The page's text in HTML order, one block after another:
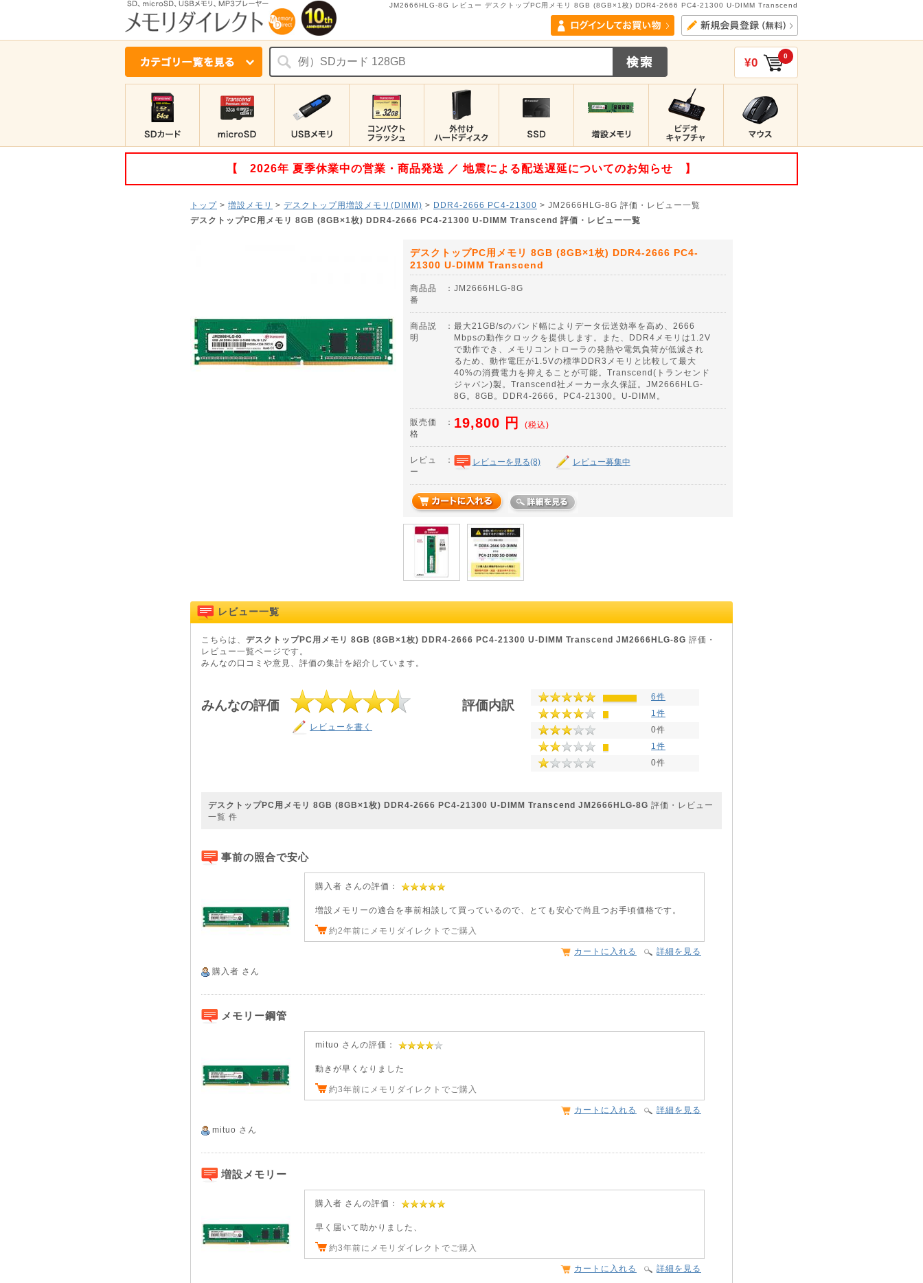
JM2666HLG-8G レビュー デスクトップPC用メモリ 8GB (8GB×1枚) DDR4-2666 PC4-21300 U-DIMM Transcend
¥0 0
【 2026年 夏季休業中の営業・商品発送 ／ 地震による配送遅延についてのお知らせ 】
トップ > 増設メモリ > デスクトップ用増設メモリ(DIMM) > DDR4-2666 PC4-21300 > JM2666HLG-8G 評価・レビュー一覧
デスクトップPC用メモリ 8GB (8GB×1枚) DDR4-2666 PC4-21300 U-DIMM Transcend 評価・レビュー一覧
デスクトップPC用メモリ 8GB (8GB×1枚) DDR4-2666 PC4-
21300 U-DIMM Transcend
商品品
番
：JM2666HLG-8G
商品説
明
：最大21GB/sのバンド幅によりデータ伝送効率を高め、2666
Mbpsの動作クロックを提供します。また、DDR4メモリは1.2V
で動作でき、メモリコントローラの発熱や電気負荷が低減され
るため、動作電圧が1.5Vの標準DDR3メモリと比較して最大
40%の消費電力を抑えることが可能。Transcend(トランセンド
ジャパン)製。Transcend社メーカー永久保証。JM2666HLG-
8G。8GB。DDR4-2666。PC4-21300。U-DIMM。
販売価
格
： 19,800 円 (税込)
レビュ
ー
： レビューを見る(8) レビュー募集中
レビュー一覧
こちらは、 デスクトップPC用メモリ 8GB (8GB×1枚) DDR4-2666 PC4-21300 U-DIMM Transcend JM2666HLG-8G 評価・
レビュー一覧ページです。
みんなの口コミや意見、評価の集計を紹介しています。
みんなの評価
レビューを書く
評価内訳
6件
1件
0件
1件
0件
デスクトップPC用メモリ 8GB (8GB×1枚) DDR4-2666 PC4-21300 U-DIMM Transcend JM2666HLG-8G 評価・レビュー
一覧 件
事前の照合で安心
購入者 さん
購入者 さんの評価：
増設メモリーの適合を事前相談して買っているので、とても安心で尚且つお手頃価格です。
約2年前にメモリダイレクトでご購入
詳細を見る
カートに入れる
メモリー鋼管
mituo さん
mituo さんの評価：
動きが早くなりました
約3年前にメモリダイレクトでご購入
詳細を見る
カートに入れる
増設メモリー
購入者 さんの評価：
早く届いて助かりました、
約3年前にメモリダイレクトでご購入
詳細を見る
カートに入れる